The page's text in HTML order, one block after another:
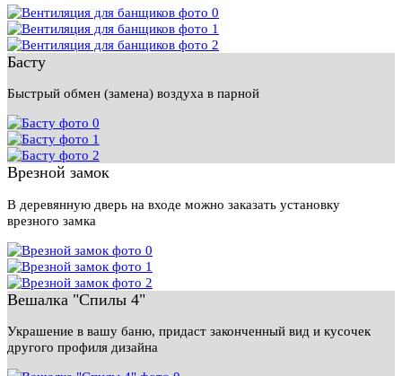
Басту
Быстрый обмен (замена) воздуха в парной
Врезной замок
В деревянную дверь на входе можно заказать установку
врезного замка
Вешалка "Спилы 4"
Украшение в вашу баню, придаст законченный вид и кусочек
другого профиля дизайна